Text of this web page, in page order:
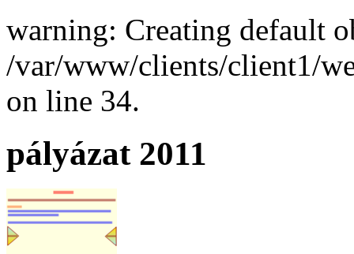
warning: Creating default
/var/www/clients/client1/
on line 34.
pályázat 2011